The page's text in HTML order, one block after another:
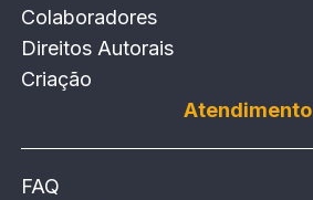
Colaboradores
Direitos Autorais
Criação
Atendimento
FAQ